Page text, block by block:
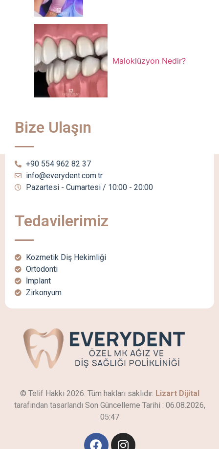
Maloklüzyon Nedir?
Bize Ulaşın
+90 554 962 82 37
info@everydent.com.tr
Pazartesi - Cumartesi / 10:00 - 20:00
Tedavilerimiz
Kozmetik Diş Hekimliği
Ortodonti
İmplant
Zirkonyum
© Telif Hakkı 2026. Tüm hakları saklıdır. Lizart Dijital
tarafından tasarlandı Son Güncelleme Tarihi : 06.08.2026,
05:47